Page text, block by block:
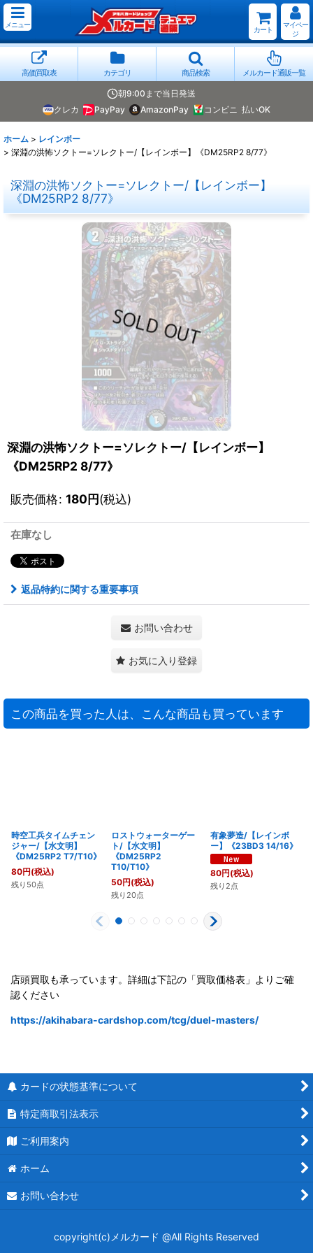
メニュー
カート
マイペー
ジ
高価買取表 カテゴリ 商品検索 メルカード通販一覧
朝9:00まで当日発送
クレカ
PayPay AmazonPay コンビニ 払いOK
ホーム > レインボー
> 深淵の洪怖ソクトー=ソレクトー/【レインボー】《DM25RP2 8/77》
深淵の洪怖ソクトー=ソレクトー/【レインボー】
《DM25RP2 8/77》
深淵の洪怖ソクトー=ソレクトー/【レインボー】
《DM25RP2 8/77》
販売価格: 180円(税込)
在庫なし
返品特約に関する重要事項
お問い合わせ
お気に入り登録
この商品を買った人は、こんな商品も買っています
時空工兵タイムチェン
ジャー/【水文明】
《DM25RP2 T7/T10》
80円(税込)
残り50点
ロストウォーターゲー
ト/【水文明】
《DM25RP2
T10/T10》
50円(税込)
残り20点
有象夢造/【レインボ
ー】《23BD3 14/16》
80円(税込)
残り2点
店頭買取も承っています。詳細は下記の「買取価格表」よりご確
認ください
https://akihabara-cardshop.com/tcg/duel-masters/
カードの状態基準について
特定商取引法表示
ご利用案内
ホーム
お問い合わせ
copyright(c)メルカード @All Rights Reserved